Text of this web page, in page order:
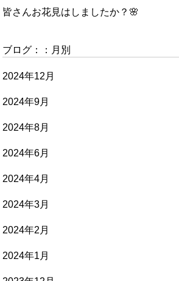
皆さんお花見はしましたか？🌸
ブログ：：月別
2024年12月
2024年9月
2024年8月
2024年6月
2024年4月
2024年3月
2024年2月
2024年1月